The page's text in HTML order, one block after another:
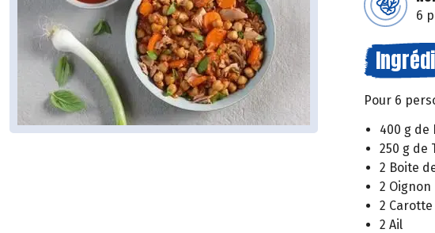
6
Pour 6
400 g de
250 g de
2 Boite
2 Oignon
2 Carotte
2 Ail